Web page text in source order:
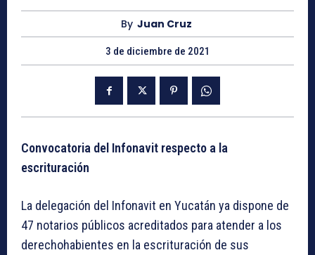
By Juan Cruz
3 de diciembre de 2021
Convocatoria del Infonavit respecto a la
escrituración
La delegación del Infonavit en Yucatán ya dispone de
47 notarios públicos acreditados para atender a los
derechohabientes en la escrituración de sus